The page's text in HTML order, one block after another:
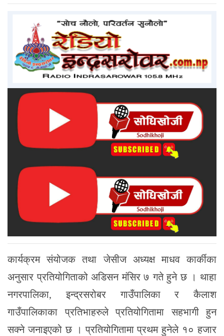
कार्यक्रम संयोजक तथा जेसीज अध्यक्ष माधव कार्कीका
अनुसार प्रतियोगिताको अडिसन मंसिर ७ गते हुने छ । थाहा
नगरपालिका, इन्द्रसरोबर गाउँपालिका र कैलाश
गाउँपालिकाका प्रतिभाहरुले प्रतियोगितामा सहभागी हुन
सक्ने जनाइएको छ । प्रतियोगितामा प्रथम हुनेले १० हजार